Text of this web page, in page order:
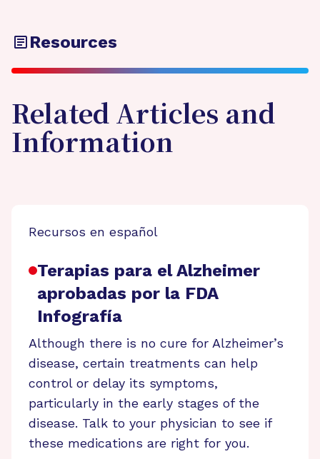
Resources
Related Articles and
Information
Recursos en español
Terapias para el Alzheimer
aprobadas por la FDA
Infografía
Although there is no cure for Alzheimer’s
disease, certain treatments can help
control or delay its symptoms,
particularly in the early stages of the
disease. Talk to your physician to see if
these medications are right for you.